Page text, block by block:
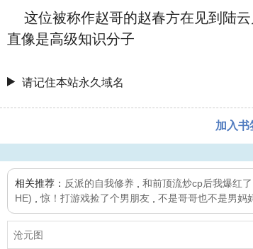
这位被称作赵哥的赵春方在见到陆云
直像是高级知识分子
请记住本站永久域名
加入书
相关推荐： 反派的自我修养 和前顶流炒cp后我爆红了
HE) ,惊！打游戏捡了个男朋友 不是哥哥也不是男妈